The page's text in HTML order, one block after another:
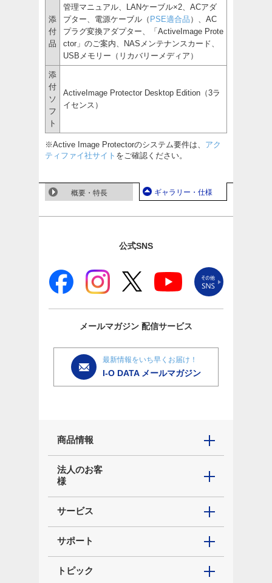
添
付
品
管理マニュアル、LANケーブル×2、ACアダ
プター、電源ケーブル（ PSE適合品 ）、AC
プラグ変換アダプター、「ActiveImage Prote
ctor」のご案内、NASメンテナンスカード、
USBメモリー（リカバリーメディア）
添
付
ソ
フ
ト
ActiveImage Protector Desktop Edition（3ラ
イセンス）
※Active Image Protectorのシステム要件は、 アク
ティファイ社サイト をご確認ください。
概要・特長 ギャラリー・仕様
公式SNS
メールマガジン 配信サービス
最新情報をいち早くお届け！
I-O DATA メールマガジン
商品情報
法人のお客
様
サービス
サポート
トピック